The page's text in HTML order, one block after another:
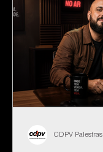
CDPV Palestras